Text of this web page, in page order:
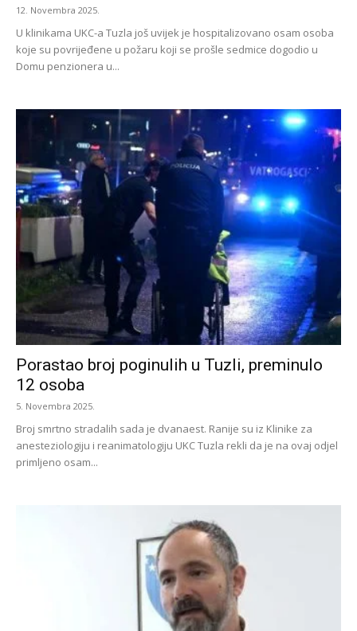
12. Novembra 2025.
U klinikama UKC-a Tuzla još uvijek je hospitalizovano osam osoba
koje su povrijeđene u požaru koji se prošle sedmice dogodio u
Domu penzionera u...
Porastao broj poginulih u Tuzli, preminulo
12 osoba
5. Novembra 2025.
Broj smrtno stradalih sada je dvanaest. Ranije su iz Klinike za
anesteziologiju i reanimatologiju UKC Tuzla rekli da je na ovaj odjel
primljeno osam...